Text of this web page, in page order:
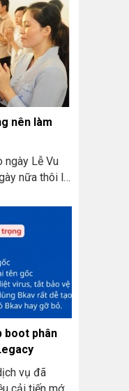
nên làm
ngày Lễ Vu
nữa thôi là
bạn về
làm ngày
boot phân
vụ đã
cải tiến mới.